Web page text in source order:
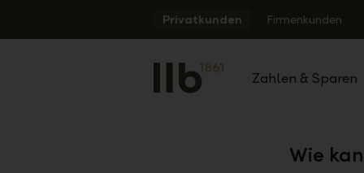
Privatkunden Firmenkunden
Zahlen & Sparen
Wie